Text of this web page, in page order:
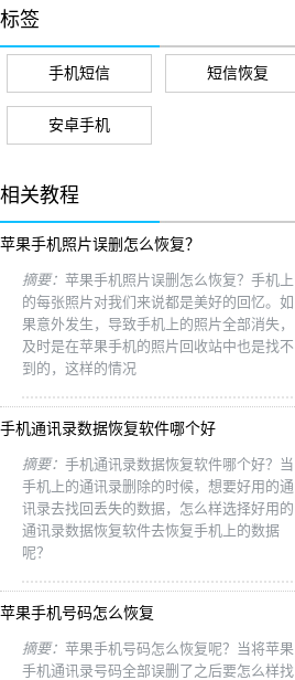
标签
手机短信 短信恢复
安卓手机
相关教程
苹果手机照片误删怎么恢复？
摘要： 苹果手机照片误删怎么恢复？手机上
的每张照片对我们来说都是美好的回忆。如
果意外发生，导致手机上的照片全部消失，
及时是在苹果手机的照片回收站中也是找不
到的，这样的情况
手机通讯录数据恢复软件哪个好
摘要： 手机通讯录数据恢复软件哪个好？当
手机上的通讯录删除的时候，想要好用的通
讯录去找回丢失的数据，怎么样选择好用的
通讯录数据恢复软件去恢复手机上的数据
呢？
苹果手机号码怎么恢复
摘要： 苹果手机号码怎么恢复呢？当将苹果
手机通讯录号码全部误删了之后要怎么样找